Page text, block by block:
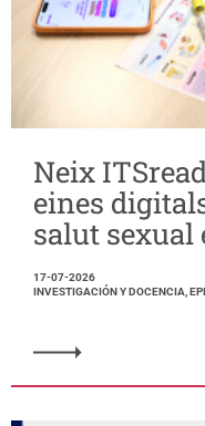
Neix
eines
salut sexual
17-07-2026
INVESTIGACIÓN Y DOCENCIA,